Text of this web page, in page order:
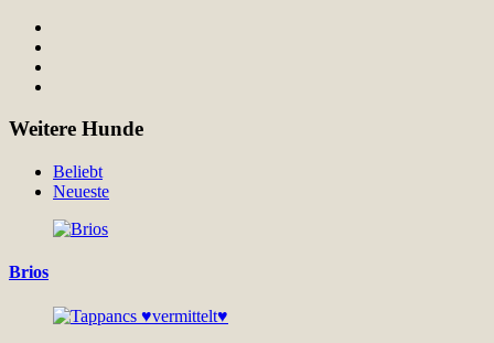
Weitere Hunde
Beliebt
Neueste
Brios